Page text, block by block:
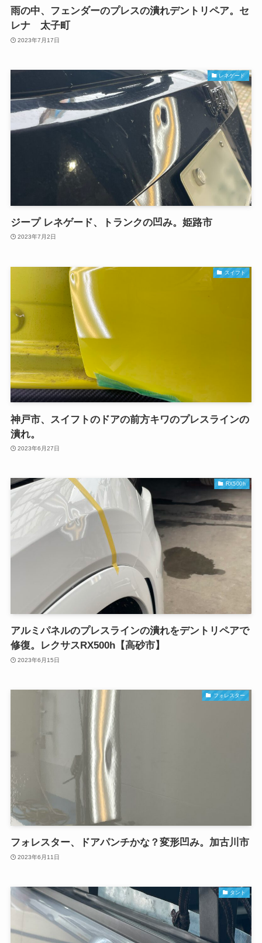
雨の中、フェンダーのプレスの潰れデントリペア。セ
レナ 太子町
2023年7月17日
レネゲード
ジープ レネゲード、トランクの凹み。姫路市
2023年7月2日
スイフト
神戸市、スイフトのドアの前方キワのプレスラインの
潰れ。
2023年6月27日
RX500h
アルミパネルのプレスラインの潰れをデントリペアで
修復。レクサスRX500h【高砂市】
2023年6月15日
フォレスター
フォレスター、ドアパンチかな？変形凹み。加古川市
2023年6月11日
タント